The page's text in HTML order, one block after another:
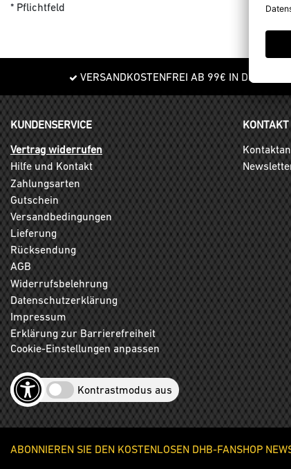
Pflichtfeld
VERSANDKOSTENFREI AB 99€ IN DE
KUNDENSERVICE
Vertrag widerrufen
Hilfe und Kontakt
Zahlungsarten
Gutschein
Versandbedingungen
Lieferung
Rücksendung
AGB
Widerrufsbelehrung
Datenschutzerklärung
Impressum
Erklärung zur Barrierefreiheit
Cookie-Einstellungen anpassen
Kontrastmodus aus
KONTAKT
ABONNIEREN SIE DEN KOSTENLOSEN DHB-FANSHOP